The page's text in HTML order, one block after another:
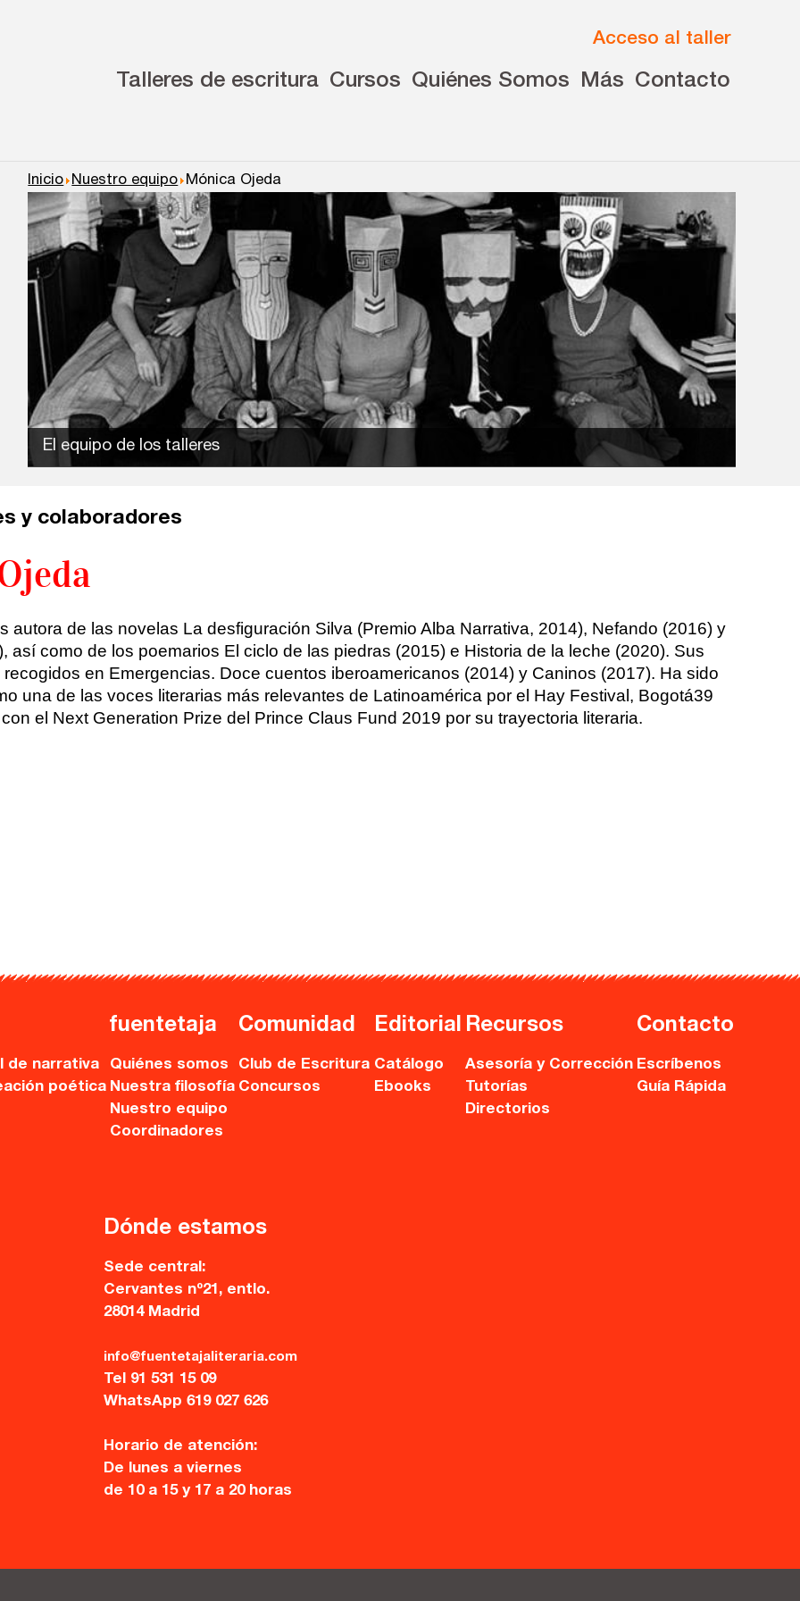
Acceso al taller
Talleres de escritura Cursos Quiénes Somos Más Contacto
Inicio Nuestro equipo Mónica Ojeda
El equipo de los talleres
y colaboradores
autora de las novelas La desfiguración Silva (Premio Alba Narrativa, 2014), Nefando (2016) y
así como de los poemarios El ciclo de las piedras (2015) e Historia de la leche (2020). Sus
en Emergencias. Doce cuentos iberoamericanos (2014) y Caninos (2017). Ha sido
una de las voces literarias más relevantes de Latinoamérica por el Hay Festival, Bogotá39
el Next Generation Prize del Prince Claus Fund 2019 por su trayectoria literaria.
de narrativa
poética
fuentetaja
Quiénes somos
Nuestra filosofía
Nuestro equipo
Coordinadores
Comunidad
Club de Escritura
Concursos
Editorial
Catálogo
Ebooks
Recursos
Asesoría y Corrección
Tutorías
Directorios
Contacto
Escríbenos
Guía Rápida
Dónde estamos
Sede central:
Cervantes nº21, entlo.
28014 Madrid
info@fuentetajaliteraria.com
Tel 91 531 15 09
WhatsApp 619 027 626
Horario de atención:
De lunes a viernes
de 10 a 15 y 17 a 20 horas